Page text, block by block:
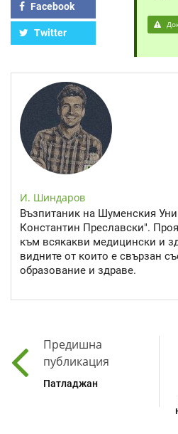
Facebook
Twitter
И. Шиндаров
Възпитаник на Шуменския
Константин Преславски".
към всякакви медицински и
видните от които е свързан
образование и здраве.
Предишна
публикация
Патладжан